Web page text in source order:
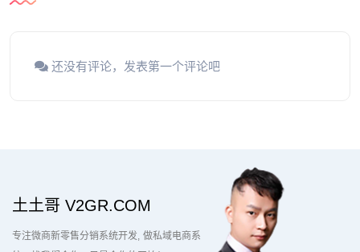
还没有评论，发表第一个评论吧
土土哥 V2GR.COM
专注微商新零售分销系统开发 做私域电商系